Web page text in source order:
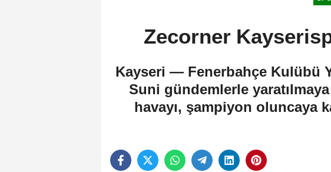
Zecorner
Kayseri — Fenerbahçe Kulübü
Suni gündemlerle yaratılmaya
havayı, şampiyon oluncaya